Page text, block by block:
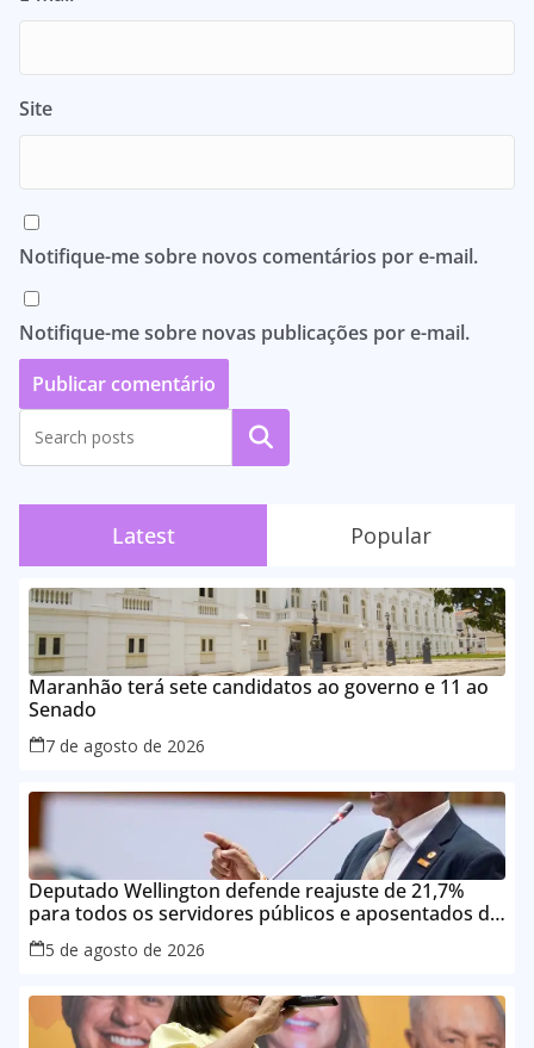
Site
Notifique-me sobre novos comentários por e-mail.
Notifique-me sobre novas publicações por e-mail.
Pesquisar
Latest Popular
Maranhão terá sete candidatos ao governo e 11 ao
Senado
7 de agosto de 2026
Deputado Wellington defende reajuste de 21,7%
para todos os servidores públicos e aposentados do
Maranhão
5 de agosto de 2026